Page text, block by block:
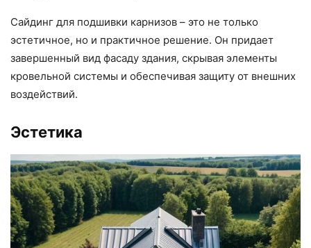
Сайдинг для подшивки карнизов – это не только
эстетичное, но и практичное решение. Он придает
завершенный вид фасаду здания, скрывая элементы
кровельной системы и обеспечивая защиту от внешних
воздействий.
Эстетика